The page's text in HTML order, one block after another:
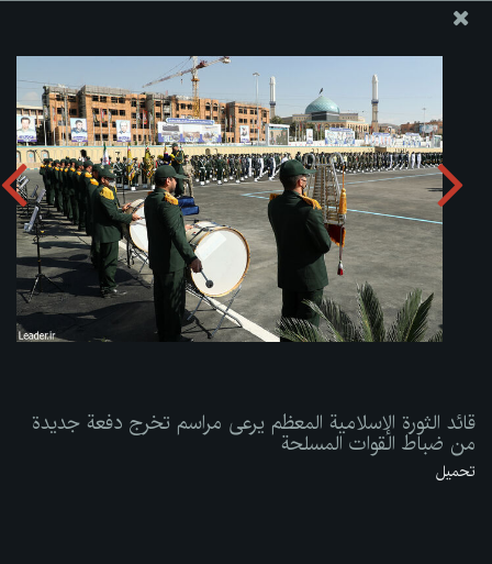
قائد الثورة الإسلامية المعظم يرعى مراسم تخرج دفعة جديدة من
ضباط القوات المسلحة
تحميل الألبوم:zip
قائد الثورة الإسلامية المعظم يرعى مراسم تخرج دفعة جديدة
من ضباط القوات المسلحة
تحميل